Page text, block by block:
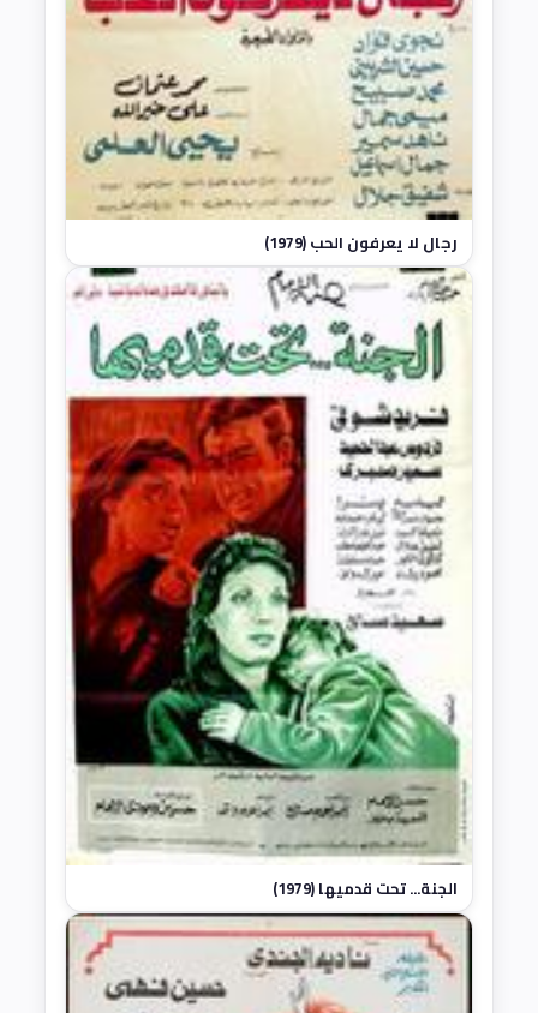
رجال لا يعرفون الحب (1979)
الجنة... تحت قدميها (1979)